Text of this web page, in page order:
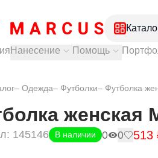
Обувь
Нанесение
Лазерная гравировка
УФ печать
Помощь
Доставка и
Оплата и
Частые
– Одежда– Футболки– Футболка
женская
145146 В наличии 0 0 513